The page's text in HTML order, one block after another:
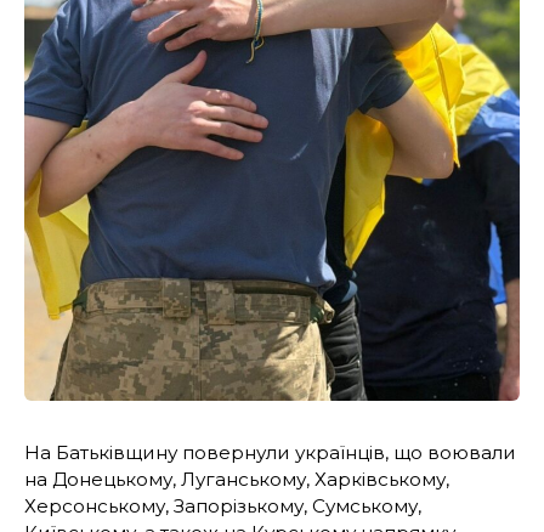
На Батьківщину повернули українців, що воювали
на Донецькому, Луганському, Харківському,
Херсонському, Запорізькому, Сумському,